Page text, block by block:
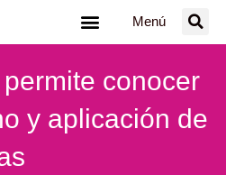
Menú
conocer
y aplicación de